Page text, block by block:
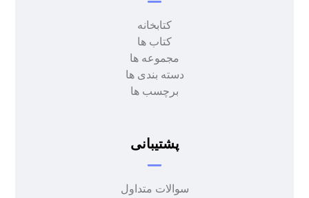
کتابخانه
کتاب ها
مجموعه ها
دسته بندی ها
برچسب ها
پشتیبانی
سوالات متداول